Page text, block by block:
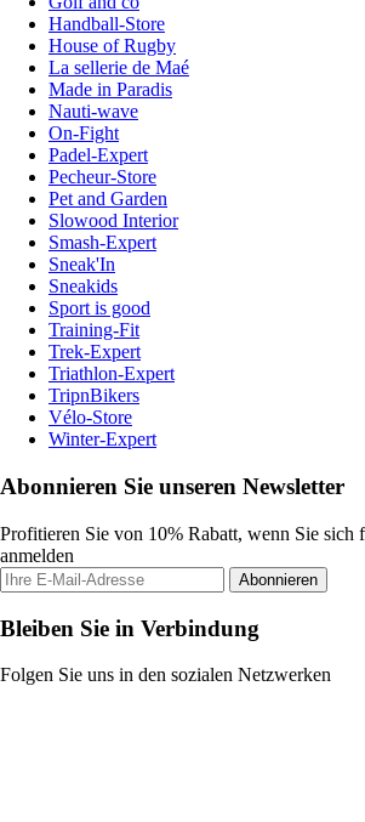
Handball-Store
House of Rugby
La sellerie de Maé
Made in Paradis
Nauti-wave
On-Fight
Padel-Expert
Pecheur-Store
Pet and Garden
Slowood Interior
Smash-Expert
Sneak'In
Sneakids
Sport is good
Training-Fit
Trek-Expert
Triathlon-Expert
TripnBikers
Vélo-Store
Winter-Expert
Abonnieren Sie unseren Newsletter
Profitieren Sie von 10% Rabatt, wenn Sie sich
anmelden
Abonnieren
Bleiben Sie in Verbindung
Folgen Sie uns in den sozialen Netzwerken